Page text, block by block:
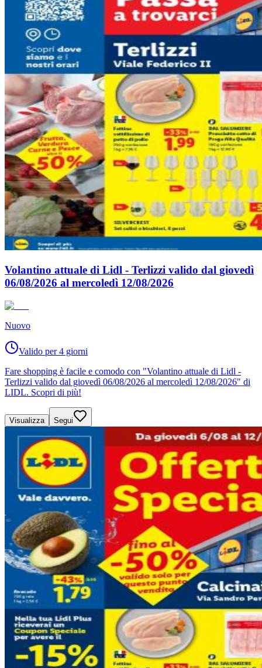
Volantino attuale di Lidl - Terlizzi valido dal giovedì
06/08/2026 al mercoledì 12/08/2026
Nuovo
Valido per 4 giorni
Fare shopping è facile e comodo con "Volantino attuale di Lidl -
Terlizzi valido dal giovedì 06/08/2026 al mercoledì 12/08/2026" di
LIDL. Scopri di più!
Visualizza Segui